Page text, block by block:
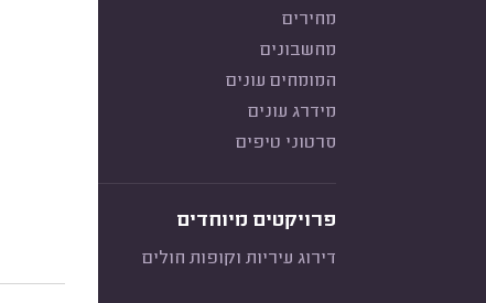
מחירים
מחשבונים
המומחים עונים
מידרג עונים
סרטוני טיפים
פרויקטים מיוחדים
דירוג עיריות וקופות חולים